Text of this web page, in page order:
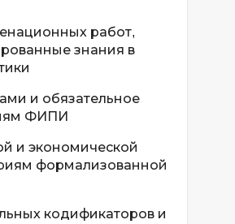
работ,
знания в
и обязательное
ФИПИ
и экономической
формализованной
кодификаторов и